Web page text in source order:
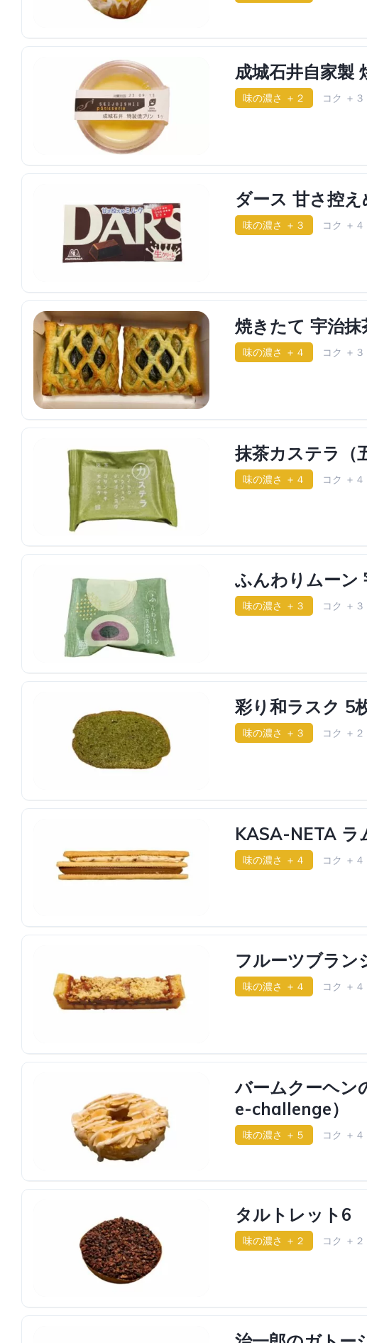
成城石井自家製
味の濃さ ＋２ コク ＋３
ダース 甘さ控
味の濃さ ＋３ コク ＋４
焼きたて 宇治
味の濃さ ＋４ コク ＋３
抹茶カステラ（
味の濃さ ＋４ コク ＋４
ふんわりムーン
味の濃さ ＋３ コク ＋３
彩り和ラスク 5
味の濃さ ＋３ コク ＋２
KASA-NETA ラ
味の濃さ ＋４ コク ＋４
フルーツブラン
味の濃さ ＋４ コク ＋４
バームクーヘン
e-challenge）
味の濃さ ＋５ コク ＋４
タルトレット6
味の濃さ ＋２ コク ＋２